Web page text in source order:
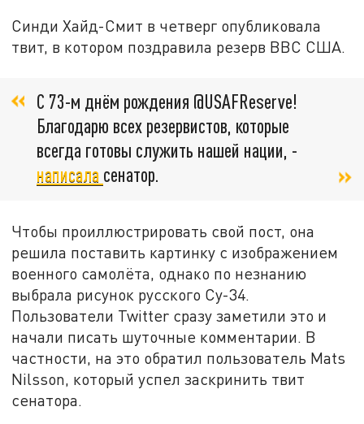
Синди Хайд-Смит в четверг опубликовала
твит, в котором поздравила резерв ВВС США.
С 73-м днём рождения @USAFReserve!
Благодарю всех резервистов, которые
всегда готовы служить нашей нации, -
написала сенатор.
Чтобы проиллюстрировать свой пост, она
решила поставить картинку с изображением
военного самолёта, однако по незнанию
выбрала рисунок русского Су-34.
Пользователи Twitter сразу заметили это и
начали писать шуточные комментарии. В
частности, на это обратил пользователь Mats
Nilsson, который успел заскринить твит
сенатора.